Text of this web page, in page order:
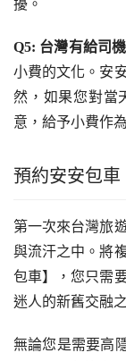
擾。
Q5: 台灣有給司
小費的文化。安
然，如果您對當
意，給予小費作
預約安安包
第一次來台灣旅
與流汗之中。將
包車】，您只需
迷人的新舊交融
無論您是需要高